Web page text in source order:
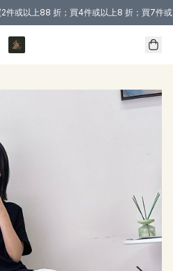
件或以上88 折；買4件或以上8 折；買7件
（適用於 本地送貨、本地取貨 )